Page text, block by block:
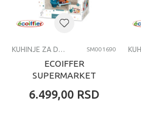
KUHINJE ZA DECU I DODACI ZA IGRU SM001690
ECOIFFER
SUPERMARKET
6.499,00 RSD